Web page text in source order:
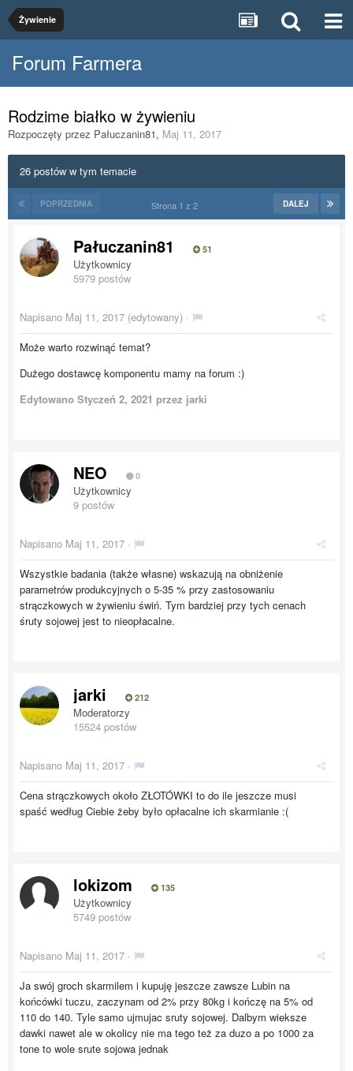
Żywienie
Forum Farmera
Rodzime białko w żywieniu
Rozpoczęty przez Pałuczanin81, Maj 11, 2017
26 postów w tym temacie
POPRZEDNIA DALEJ
Strona 1 z 2
Pałuczanin81 51
Użytkownicy
5979 postów
Napisano Maj 11, 2017 (edytowany) ·
Może warto rozwinąć temat?
Dużego dostawcę komponentu mamy na forum :)
Edytowano Styczeń 2, 2021 przez jarki
NEO 0
Użytkownicy
9 postów
Napisano Maj 11, 2017 ·
Wszystkie badania (także własne) wskazują na obniżenie
parametrów produkcyjnych o 5-35 % przy zastosowaniu
strączkowych w żywieniu świń. Tym bardziej przy tych cenach
śruty sojowej jest to nieopłacalne.
jarki 212
Moderatorzy
15524 postów
Napisano Maj 11, 2017 ·
Cena strączkowych około ZŁOTÓWKI to do ile jeszcze musi
spaść według Ciebie żeby było opłacalne ich skarmianie :(
lokizom 135
Użytkownicy
5749 postów
Napisano Maj 11, 2017 ·
Ja swój groch skarmilem i kupuję jeszcze zawsze Lubin na
końcówki tuczu, zaczynam od 2% przy 80kg i kończę na 5% od
110 do 140. Tyle samo ujmujac sruty sojowej. Dalbym wieksze
dawki nawet ale w okolicy nie ma tego też za duzo a po 1000 za
tone to wole srute sojowa jednak